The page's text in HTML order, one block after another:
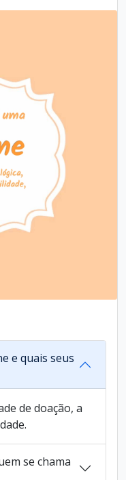
e quais seus
de doação, a
se chama